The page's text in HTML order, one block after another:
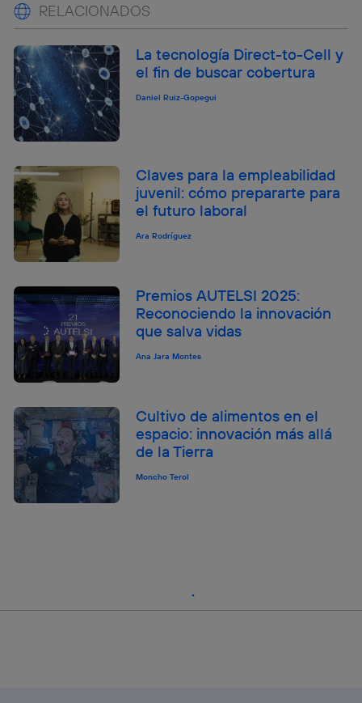
RELACIONADOS
La tecnología Direct-to-Cell y
el fin de buscar cobertura
Daniel Ruiz-Gopegui
Claves para la empleabilidad
juvenil: cómo prepararte para
el futuro laboral
Ara Rodríguez
Premios AUTELSI 2025:
Reconociendo la innovación
que salva vidas
Ana Jara Montes
Cultivo de alimentos en el
espacio: innovación más allá
de la Tierra
Moncho Terol